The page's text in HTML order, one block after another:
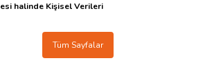
halinde Kişisel Verileri
Tüm Sayfalar